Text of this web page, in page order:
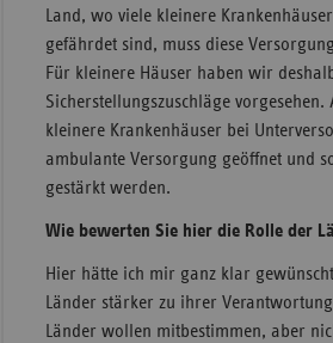
Land, wo viele kleinere
gefährdet sind, muss diese
Für kleinere Häuser haben wir
Sicherstellungszuschläge
kleinere Krankenhäuser bei
ambulante Versorgung geöffnet und
gestärkt werden.
Wie bewerten Sie hier die Rolle der
Hier hätte ich mir ganz klar
Länder stärker zu ihrer
Länder wollen mitbestimmen, aber